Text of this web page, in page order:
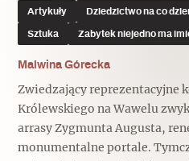
Artykuły Dziedzictwo na co
Sztuka Zabytek niejedno ma
Malwina Górecka
Zwiedzający reprezentacyjne
Królewskiego na Wawelu
arrasy Zygmunta Augusta,
monumentalne portale.